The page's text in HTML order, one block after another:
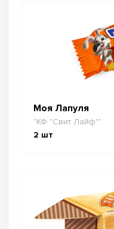
Моя Лапуля
"КФ "Свит Лайф""
2 шт